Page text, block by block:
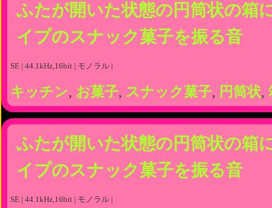
ふたが開いた状態の円筒状の箱
イプのスナック菓子を振る音
SE | 44.1kHz,16bit | モノラル |
キッチン, お菓子, スナック菓子, 円筒状,
ふたが開いた状態の円筒状の箱
イプのスナック菓子を振る音
SE | 44.1kHz,16bit | モノラル |